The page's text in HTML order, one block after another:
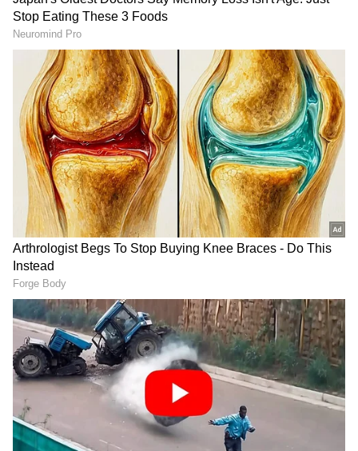
ಪ್ರಪೋಸ್ ಮಾಡಿದ್ದಾರೆ. ರಕ್ಷಿತಾ ನಾನು ನಿನ್ನ ಕಾಲಿಗೆ ಹಾಕಿ ಈ
ಗೆಜ್ಜೆ, ತುಳಿಯುವೆ ಏಳು ಹೆಜ್ಜೆ ಎಂದಿದ್ದಾರೆ. ಇದನ್ನು ಕೇಳಿ ರಕ್ಷಿತಾ
ಶೆಟ್ಟಿ ನಾಚಿ ನೀರಾಗಿದ್ದಾರೆ.